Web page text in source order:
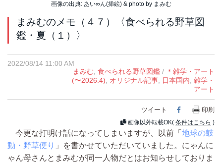
画像の出典: あい∞ん(挿絵) & photo by まみむ
まみむのメモ（４７）〈食べられる野草図
鑑・夏（１）〉
2022/08/14 11:00 AM
まみむ, 食べられる野草図鑑 / ＊雑学・アート
(〜2026.4), オリジナル記事, 日本国内, 雑学・
アート
ツイート Facebook
印刷
画像以外転載OK( 条件はこちら )
今更な打明け話になってしまいますが、以前「 地球の鼓
動・野草便り 」を書かせていただいていました。にゃんに
ゃん母さんとまみむが同一人物だとはお知らせしておりま